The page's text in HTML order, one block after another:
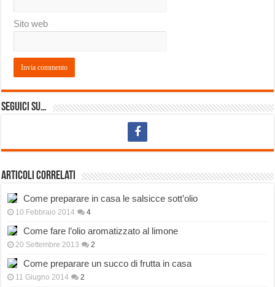
Sito web
Seguici su…
Articoli correlati
Come preparare in casa le salsicce sott’olio
10 Febbraio 2014 4
Come fare l’olio aromatizzato al limone
20 Settembre 2013 2
Come preparare un succo di frutta in casa
11 Giugno 2014 2